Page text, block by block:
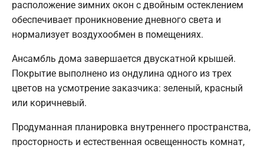
расположение зимних окон с двойным остеклением
обеспечивает проникновение дневного света и
нормализует воздухообмен в помещениях.
Ансамбль дома завершается двускатной крышей.
Покрытие выполнено из ондулина одного из трех
цветов на усмотрение заказчика: зеленый, красный
или коричневый.
Продуманная планировка внутреннего пространства,
просторность и естественная освещенность комнат,